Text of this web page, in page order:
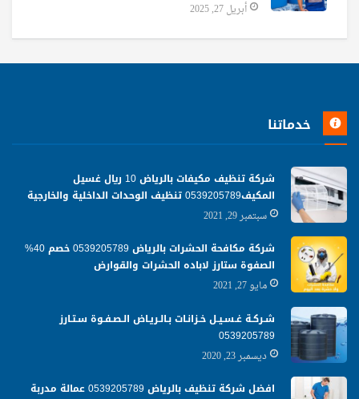
أبريل 27, 2025
خدماتنا
شركة تنظيف مكيفات بالرياض 10 ريال غسيل
المكيف0539205789 تنظيف الوحدات الداخلية والخارجية
سبتمبر 29, 2021
شركة مكافحة الحشرات بالرياض 0539205789 خصم 40%
الصفوة ستارز لاباده الحشرات والقوارض
مايو 27, 2021
شـركـة غـسـيـل خـزانـات بـالـريـاض الـصـفـوة سـتـارز
0539205789
ديسمبر 23, 2020
افضل شركة تنظيف بالرياض 0539205789 عمالة مدربة